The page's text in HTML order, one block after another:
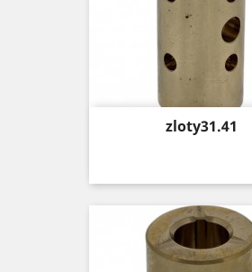
Price
zloty31.41